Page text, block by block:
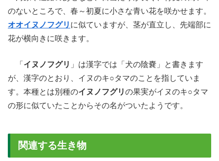
のないところで、春～初夏に小さな青い花を咲かせます。
オオイヌノフグリ に似ていますが、茎が直立し、先端部に
花が横向きに咲きます。
「 イヌノフグリ 」は漢字では「犬の陰嚢」と書きます
が、漢字のとおり、イヌのキ○タマのことを指していま
す。本種とは別種のイヌノフグリの果実がイヌのキ○タマ
の形に似ていたことからその名がついたようです。
関連する生き物